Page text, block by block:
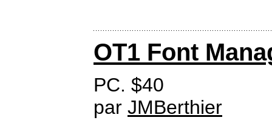
OT1 Font
PC. $40
par JMBerthier